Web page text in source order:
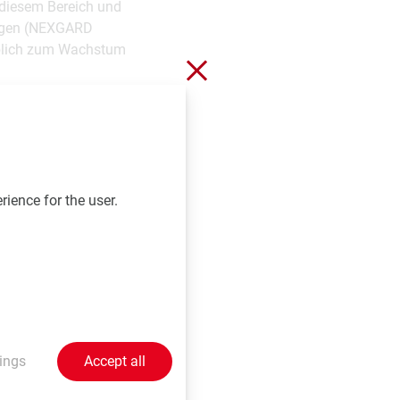
Bereich und
(NEXGARD
zum Wachstum
weiter und
Close without saving
for the user.
Accept all